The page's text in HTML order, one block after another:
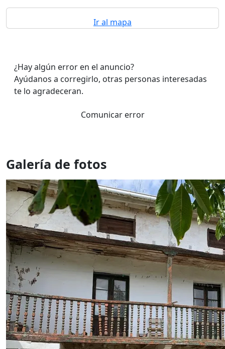
Ir al mapa
¿Hay algún error en el anuncio?
Ayúdanos a corregirlo, otras personas interesadas
te lo agradeceran.
Comunicar error
Galería de fotos